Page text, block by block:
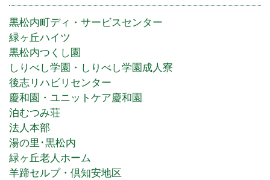
黒松内町ディ・サービスセンター
緑ヶ丘ハイツ
黒松内つくし園
しりべし学園・しりべし学園成人寮
後志リハビリセンター
慶和園・ユニットケア慶和園
泊むつみ荘
法人本部
湯の里･黒松内
緑ヶ丘老人ホーム
羊蹄セルプ・倶知安地区